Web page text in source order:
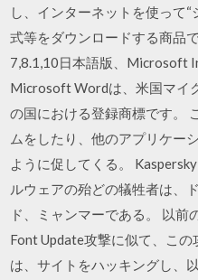
し、インターネットを使って
式等をダウンロードする商品
7,8.1,10日本語版、Microsoft
Microsoft Wordは、米国マイ
の国における登録商標です。
ムをしたり、他のアプリケー
ように促してくる。
ルウェアの殆どの犠牲者は、
ド、ミャンマーである。 以
Font Update攻撃に似て、こ
は、サイトをハッキングし、